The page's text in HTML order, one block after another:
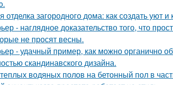
отделка загородного дома: как создать уют
- наглядное доказательство того, что
не просят весны.
- удачный пример, как можно органично
скандинавского дизайна.
водяных полов на бетонный пол в